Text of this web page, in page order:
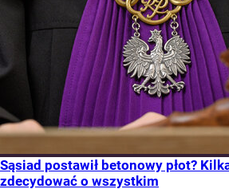
Sąsiad postawił betonowy płot?
zdecydować o wszystkim